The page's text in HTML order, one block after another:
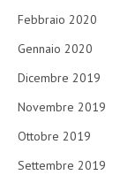
Febbraio 2020
Gennaio 2020
Dicembre 2019
Novembre 2019
Ottobre 2019
Settembre 2019